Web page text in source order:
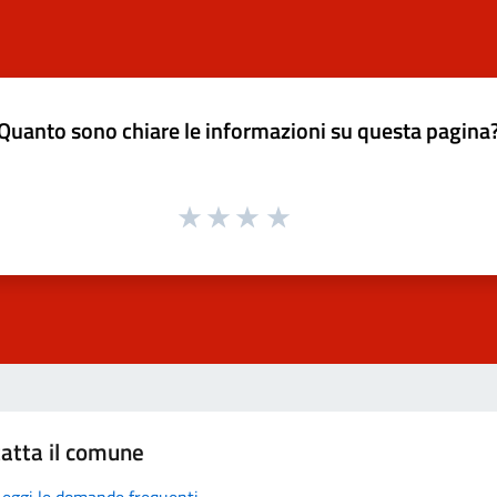
sono chiare le informazioni su questa
il comune